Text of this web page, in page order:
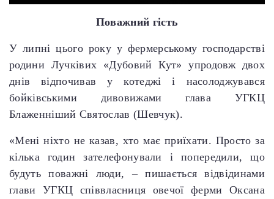
Поважний гість
У липні цього року у фермерському господарстві
родини Лучківих «Дубовий Кут» упродовж двох
днів відпочивав у котеджі і насолоджувався
бойківськими дивовижами глава УГКЦ
Блаженніший Святослав (Шевчук).
«Мені ніхто не казав, хто має приїхати. Просто за
кілька годин зателефонували і попередили, що
будуть поважні люди, – пишається відвідинами
глави УГКЦ співвласниця овечої ферми Оксана